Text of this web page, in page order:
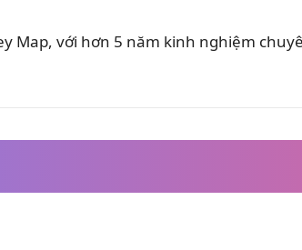
Map, với hơn 5 năm kinh nghiệm